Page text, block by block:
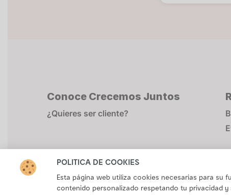
Conoce Crecemos Juntos
¿Quieres ser cliente?
POLÍTICA DE COOKIES
Esta página web utiliza cookies necesarias para su
contenido personalizado respetando tu privacidad